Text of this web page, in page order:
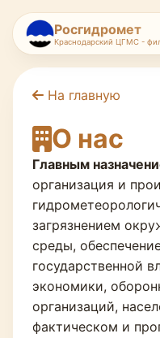
Росгидромет
Краснодарский ЦГМС -
На главную
О нас
Главным
организация и
загрязнением
среды,
государственной
экономики,
организаций,
фактическом и